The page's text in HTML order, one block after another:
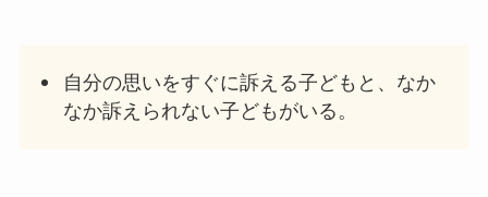
自分の思いをすぐに訴える子どもと、なか
なか訴えられない子どもがいる。